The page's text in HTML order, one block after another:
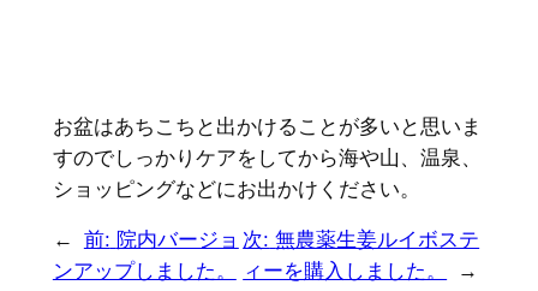
お盆はあちこちと出かけることが多いと思いま
すのでしっかりケアをしてから海や山、温泉、
ショッピングなどにお出かけください。
← 前: 院内バージョ
ンアップしました。
次: 無農薬生姜ルイボステ
ィーを購入しました。
→